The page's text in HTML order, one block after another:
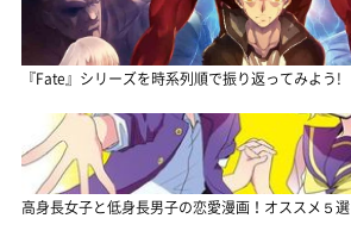
『Fate』シリーズを時系列順で振り返ってみよう!
高身長女子と低身長男子の恋愛漫画！オススメ５選